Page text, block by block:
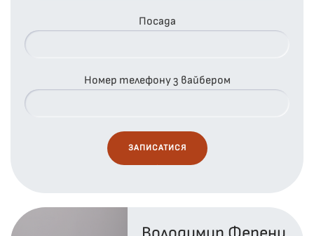
Посада
Номер телефону з вайбером